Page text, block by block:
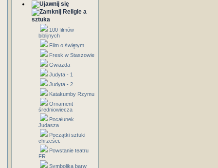
Religie a
sztuka
100 filmów
biblijnych
Film o świętym
Fresk w Staszowie
Gwiazda
Judyta - 1
Judyta - 2
Katakumby Rzymu
Ornament
średniowiecza
Pocałunek
Judasza
Początki sztuki
chrześci.
Powstanie teatru
FR
Symbolika barw